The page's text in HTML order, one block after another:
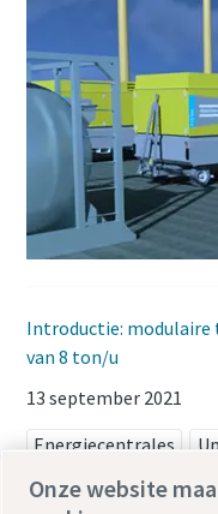
Introductie:
van 8 ton/u
13 september 2021
Energiecentrales
Stoom
Fabricage
Onze website